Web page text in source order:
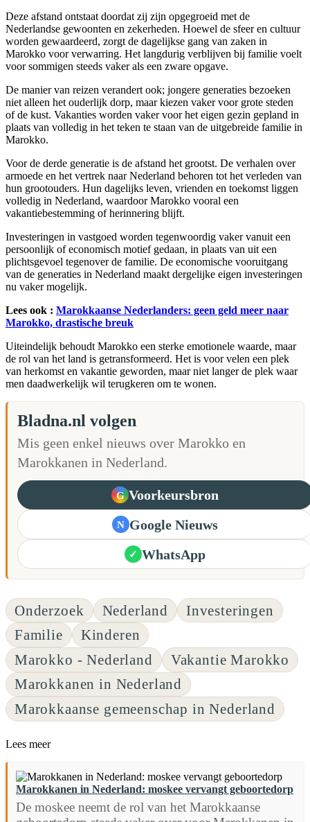
Deze afstand ontstaat doordat zij zijn opgegroeid met de
Nederlandse gewoonten en zekerheden. Hoewel de sfeer en cultuur
worden gewaardeerd, zorgt de dagelijkse gang van zaken in
Marokko voor verwarring. Het langdurig verblijven bij familie voelt
voor sommigen steeds vaker als een zware opgave.
De manier van reizen verandert ook; jongere generaties bezoeken
niet alleen het ouderlijk dorp, maar kiezen vaker voor grote steden
of de kust. Vakanties worden vaker voor het eigen gezin gepland in
plaats van volledig in het teken te staan van de uitgebreide familie in
Marokko.
Voor de derde generatie is de afstand het grootst. De verhalen over
armoede en het vertrek naar Nederland behoren tot het verleden van
hun grootouders. Hun dagelijks leven, vrienden en toekomst liggen
volledig in Nederland, waardoor Marokko vooral een
vakantiebestemming of herinnering blijft.
Investeringen in vastgoed worden tegenwoordig vaker vanuit een
persoonlijk of economisch motief gedaan, in plaats van uit een
plichtsgevoel tegenover de familie. De economische vooruitgang
van de generaties in Nederland maakt dergelijke eigen investeringen
nu vaker mogelijk.
Lees ook : Marokkaanse Nederlanders: geen geld meer naar
Marokko, drastische breuk
Uiteindelijk behoudt Marokko een sterke emotionele waarde, maar
de rol van het land is getransformeerd. Het is voor velen een plek
van herkomst en vakantie geworden, maar niet langer de plek waar
men daadwerkelijk wil terugkeren om te wonen.
Bladna.nl volgen
Mis geen enkel nieuws over Marokko en
Marokkanen in Nederland.
G Voorkeursbron
N Google Nieuws
✓ WhatsApp
Onderzoek Nederland
Investeringen
Familie
Kinderen
Marokko - Nederland
Vakantie Marokko
Marokkanen in Nederland
Marokkaanse gemeenschap in Nederland
Lees meer
Marokkanen in Nederland: moskee vervangt geboortedorp
De moskee neemt de rol van het Marokkaanse